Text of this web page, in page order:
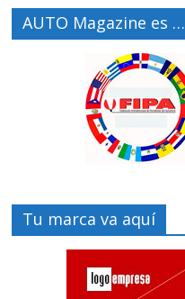
AUTO Magazine es …
Tu marca va aquí